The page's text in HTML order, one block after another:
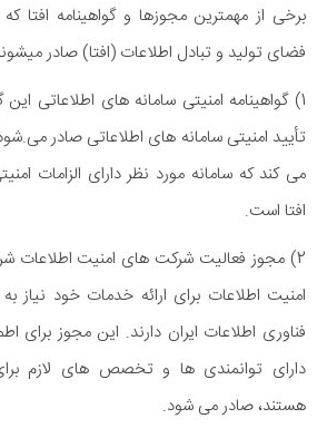
برخی از مهمترین مجوزها و گواهینامه افتا
فضای تولید و تبادل اطلاعات (افتا) صادر
1) گواهینامه امنیتی سامانه های اطلاعاتی این
تأیید امنیتی سامانه های اطلاعاتی صادر
می کند که سامانه مورد نظر دارای الزامات
افتا است.
2) مجوز فعالیت شرکت های امنیت اطلاعات
امنیت اطلاعات برای ارائه خدمات خود نیاز
فناوری اطلاعات ایران دارند. این مجوز برای
دارای توانمندی ها و تخصص های لازم
هستند، صادر می شود.